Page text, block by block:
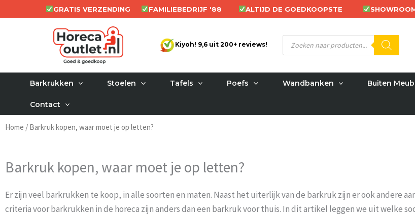
naar
GRATIS VERZENDING FAMILIEBEDRIJF '88 ALTIJD DE GOEDKOOPSTE
Kiyoh! 9,6 uit 200+ reviews!
Producten
zoeken
Barkrukken Stoelen Tafels Poefs Wandbanken Buiten
Contact
Home / Barkruk kopen, waar moet je op letten?
Barkruk kopen, waar moet je op letten?
Er zijn veel barkrukken te koop, in alle soorten en maten. Naast het uiterlijk van de barkruk zijn er ook andere
criteria voor barkrukken in de horeca zijn anders dan een barkruk voor thuis. In dit artikel leggen we uit welke